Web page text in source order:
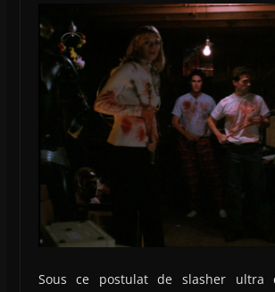
Sous ce postulat de slasher ultra